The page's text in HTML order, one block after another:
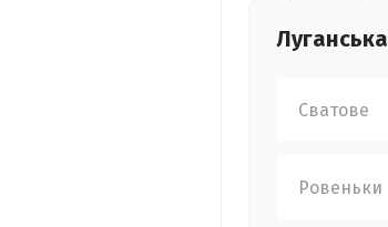
Луганська
Сватове
Ровеньки